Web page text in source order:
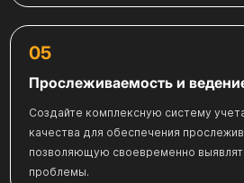
05
Прослеживаемость и
Создайте комплексную систему
качества для обеспечения
позволяющую своевременно
проблемы.